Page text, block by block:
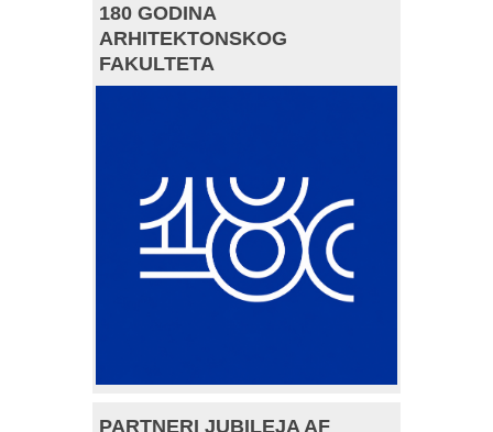
180 GODINA
ARHITEKTONSKOG
FAKULTETA
PARTNERI JUBILEJA AF